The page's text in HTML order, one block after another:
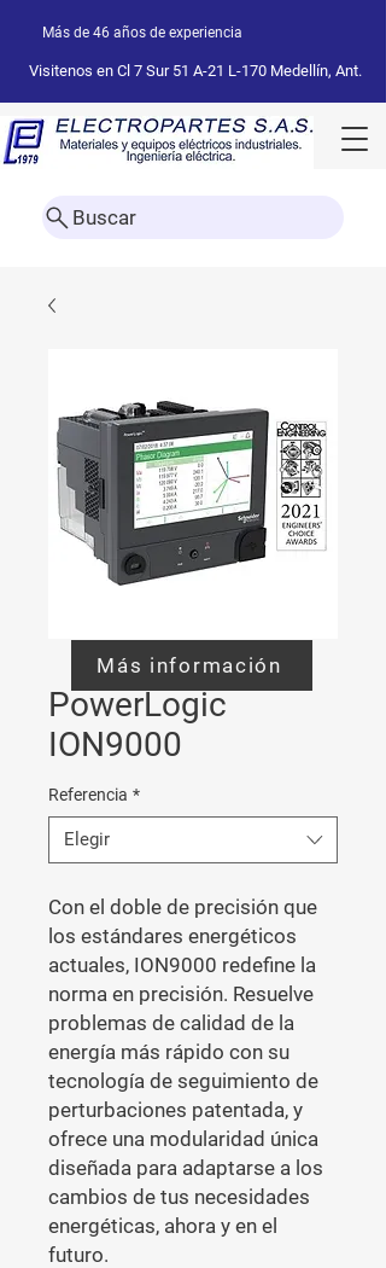
Más de 46 años de experiencia
Visitenos en Cl 7 Sur 51 A-21 L-170 Medellín, Ant.
Buscar
PowerLogic
ION9000
Referencia *
Elegir
Con el doble de precisión que
los estándares energéticos
actuales, ION9000 redefine la
norma en precisión. Resuelve
problemas de calidad de la
energía más rápido con su
tecnología de seguimiento de
perturbaciones patentada, y
ofrece una modularidad única
diseñada para adaptarse a los
cambios de tus necesidades
energéticas, ahora y en el
futuro.
Más información